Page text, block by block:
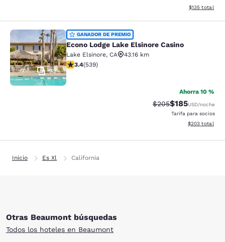
Ver detalles
$135 total
Econo Lodge Lake Elsinore Casino
32
GANADOR DE PREMIO
Econo Lodge Lake Elsinore Casino
Lake Elsinore, CA
43.16 km
calificación de 3.35 estrellas. Bueno. 539 reseñas
3.4(539)
Ahorra 10 %
Precio tachado:
$205Precio con
$185USD/noche
Tarifa para socios
Ver detalles
$203 total
Inicio Es Xl California
Otras Beaumont búsquedas
Todos los hoteles en Beaumont